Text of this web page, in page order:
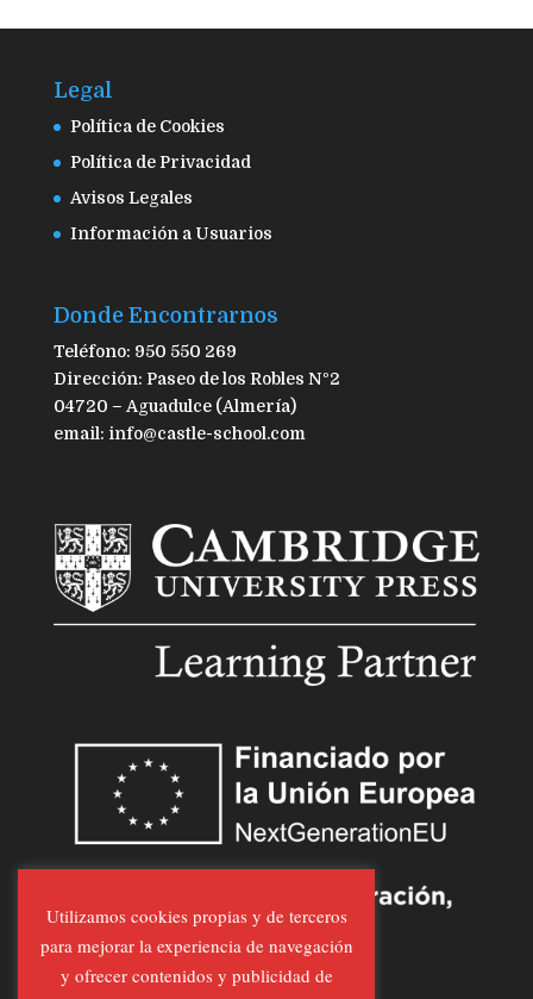
Legal
Política de Cookies
Política de Privacidad
Avisos Legales
Información a Usuarios
Donde Encontrarnos
Teléfono: 950 550 269
Dirección: Paseo de los Robles Nº2
04720 – Aguadulce (Almería)
email: info@castle-school.com
Utilizamos cookies propias y de terceros
para mejorar la experiencia de navegación
y ofrecer contenidos y publicidad de